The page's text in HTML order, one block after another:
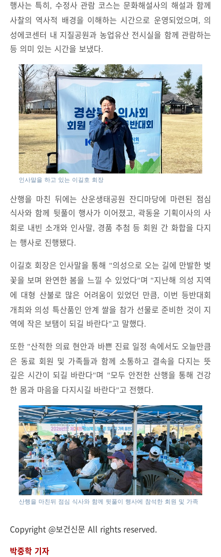
행사는 특히, 수정사 관람 코스는 문화해설사의 해설과 함께
사찰의 역사적 배경을 이해하는 시간으로 운영되었으며, 의
성에코센터 내 지질공원과 농업유산 전시실을 함께 관람하는
등 의미 있는 시간을 보냈다.
인사말을 하고 있는 이길호 회장
산행을 마친 뒤에는 산운생태공원 잔디마당에 마련된 점심
식사와 함께 뒷풀이 행사가 이어졌고,곽동윤 기획이사의 사
회로 내빈 소개와 인사말, 경품 추첨 등 회원 간 화합을 다지
는 행사로 진행됐다.
이길호 회장은 인사말을 통해 "의성으로 오는 길에 만발한 벚
꽃을 보며 완연한 봄을 느낄 수 있었다"며 "지난해 의성 지역
에 대형 산불로 많은 어려움이 있었던 만큼, 이번 등반대회
개최와 의성 특산품인 안계 쌀을 참가 선물로 준비한 것이 지
역에 작은 보탬이 되길 바란다"고 말했다.
또한 "산적한 의료 현안과 바쁜 진료 일정 속에서도 오늘만큼
은 동료 회원 및 가족들과 함께 소통하고 결속을 다지는 뜻
깊은 시간이 되길 바란다"며 "모두 안전한 산행을 통해 건강
한 몸과 마음을 다지시길 바란다"고 전했다.
산행을 마친뒤 점심 식사와 함께 뒷풀이 행사에 참석한 회원 및 가족
Copyright @보건신문 All rights reserved.
박중학 기자